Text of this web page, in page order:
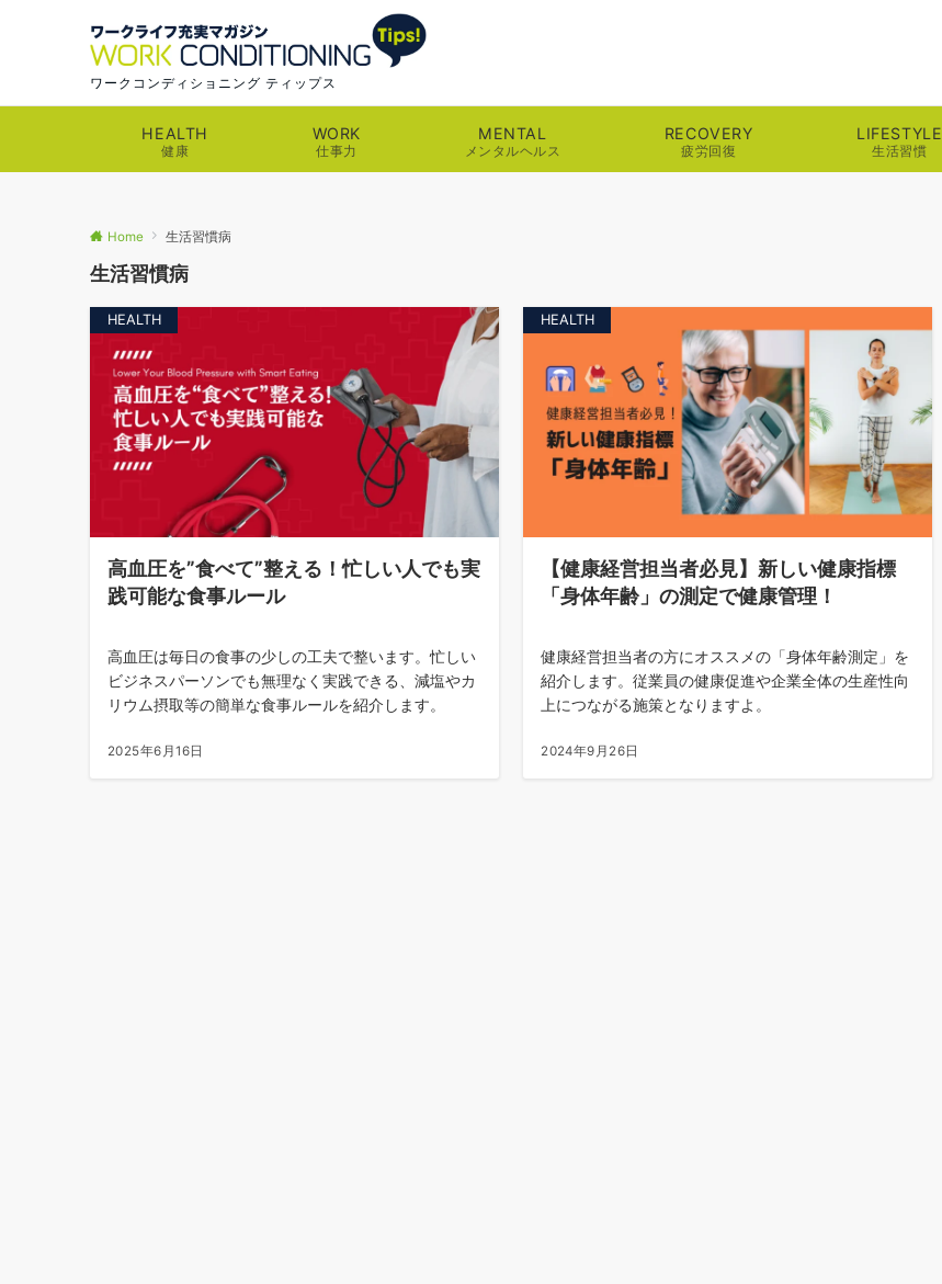
ワークコンディショニング ティップス
HEALTH
健康
WORK
仕事力
MENTAL
メンタルヘルス
RECOVERY
疲労回復
LIFESTYLE
生活習慣
Home 生活習慣病
生活習慣病
HEALTH
高血圧を”食べて”整える！忙しい人でも実
践可能な食事ルール
高血圧は毎日の食事の少しの工夫で整います。忙しい
ビジネスパーソンでも無理なく実践できる、減塩やカ
リウム摂取等の簡単な食事ルールを紹介します。
2025年6月16日
HEALTH
【健康経営担当者必見】新しい健康指標
「身体年齢」の測定で健康管理！
健康経営担当者の方にオススメの「身体年齢測定」を
紹介します。従業員の健康促進や企業全体の生産性向
上につながる施策となりますよ。
2024年9月26日